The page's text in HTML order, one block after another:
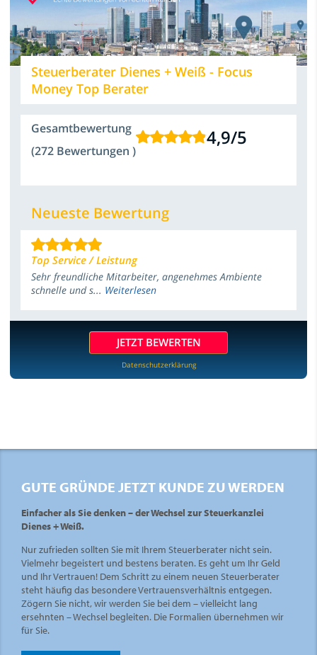
Steuerberater Dienes + Weiß - Focus
Money Top Berater
Gesamtbewertung
(272 Bewertungen )
4,9/5
Neueste Bewertung
Top Service / Leistung
Sehr freundliche Mitarbeiter, angenehmes Ambiente
schnelle und s... Weiterlesen
JETZT BEWERTEN
Datenschutzerklärung
GUTE GRÜNDE JETZT KUNDE ZU WERDEN
Einfacher als Sie denken – der Wechsel zur Steuerkanzlei
Dienes + Weiß.
Nur zufrieden sollten Sie mit Ihrem Steuerberater nicht sein.
Vielmehr begeistert und bestens beraten. Es geht um Ihr Geld
und Ihr Vertrauen! Dem Schritt zu einem neuen Steuerberater
steht häufig das besondere Vertrauensverhältnis entgegen.
Zögern Sie nicht, wir werden Sie bei dem – vielleicht lang
ersehnten – Wechsel begleiten. Die Formalien übernehmen wir
für Sie.